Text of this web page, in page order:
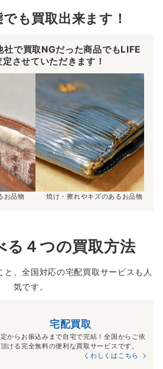
も買取出来ます！
社で買取NGだった商品でもLIFE
させていただきます！
お品物 焼け・擦れやキズのあるお品物
る４つの買取方法
と、全国対応の宅配買取サービスも人
気です。
宅配買取
からお振込みまで自宅で完結！全国からご依
ける完全無料の便利な買取サービスです。
くわしくはこちら